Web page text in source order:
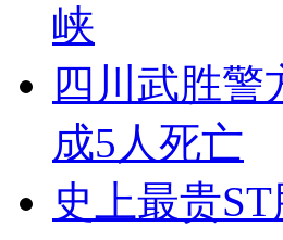
峡
四川武胜
成5人死亡
史上最贵